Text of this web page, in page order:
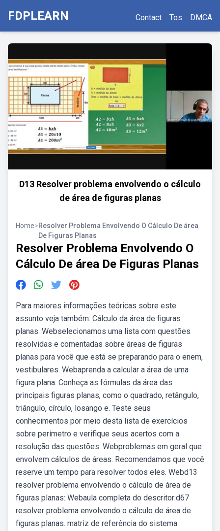
FDPLEARN Contact Tos DMCA
D13 Resolver problema envolvendo o cálculo
de área de figuras planas
Home>Resolver Problema Envolvendo O Cálculo De área
De Figuras Planas
Resolver Problema Envolvendo O
Cálculo De área De Figuras Planas
Para maiores informações teóricas sobre este
assunto veja também: Cálculo da área de figuras
planas. Webselecionamos uma lista com questões
resolvidas e comentadas sobre áreas de figuras
planas para você que está se preparando para o enem,
vestibulares. Webaprenda a calcular a área de uma
figura plana. Conheça as fórmulas da área das
principais figuras planas, como o quadrado, retângulo,
triângulo, círculo, losango e. Teste seus
conhecimentos por meio desta lista de exercícios
sobre perímetro e verifique seus acertos com a
resolução das questões. Webproblemas em geral que
envolvem cálculos de áreas. Recomendamos que você
reserve um tempo para resolver todos eles. Webd13
resolver problema envolvendo o cálculo de área de
figuras planas: Webaula completa do descritor:d67
resolver problema envolvendo o cálculo de área de
figuras planas. matriz de referência do sistema